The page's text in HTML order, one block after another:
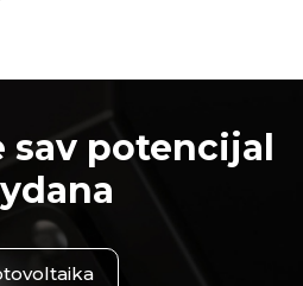
sav potencijal